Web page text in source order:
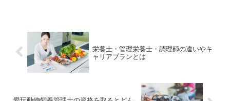
栄養士・管理栄養士・調理師の違いやキ
ャリアプランとは